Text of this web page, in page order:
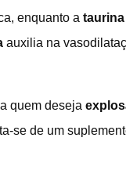
enquanto a taurina
auxilia na
quem deseja
se de um